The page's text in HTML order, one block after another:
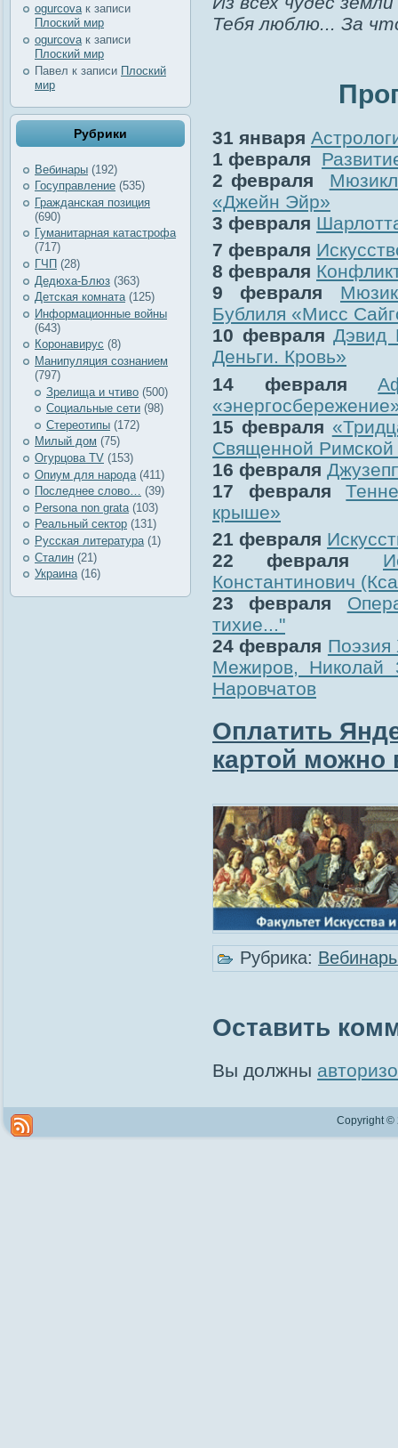
ogurcovaк записи
Плоский мир
ogurcova к записи
Плоский мир
Павел к записи Плоский
мир
Рубрики
Вебинары (192)
Госуправление (535)
Гражданская позиция
(690)
Гуманитарная катастрофа
(717)
ГЧП (28)
Дедюха-Блюз (363)
Детская комната(125)
Информационные войны
(643)
Коронавирус (8)
Манипуляция сознанием
(797)
Зрелища и чтиво (500)
Социальные сети (98)
Стереотипы (172)
Милый дом (75)
Огурцова TV (153)
Опиум для народа (411)
Последнее слово… (39)
Рersona non grata (103)
Реальный сектор (131)
Русская литература (1)
Сталин (21)
Украина(16)
Тебя люблю... За
31 января
1 февраля
2 февраля
«Джейн Эйр»
3 февраля
7 февраля
8 февраля
9 февраля
Бублиля «Мисс
10 февраляДэвид
Деньги. Кровь»
14 февраля
15 февраля
Священной Римской
16 февраля
17 февраля
крыше»
21 февраля
22 февраля
Константинович
23 февраля
тихие..."
24 февраля Поэзия
Межиров, Николай
Наровчатов
Оплатить
картой можно
Рубрика:
Оставить
Вы должны
Copyright